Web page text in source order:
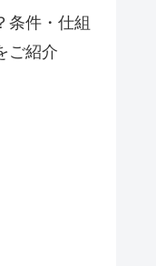
条件・仕組
ご紹介